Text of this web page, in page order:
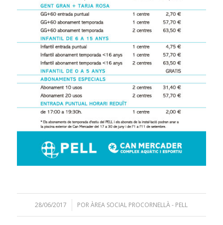
28/06/2017
/ PORÀREA SOCIAL PROCORNELLÀ - PELL